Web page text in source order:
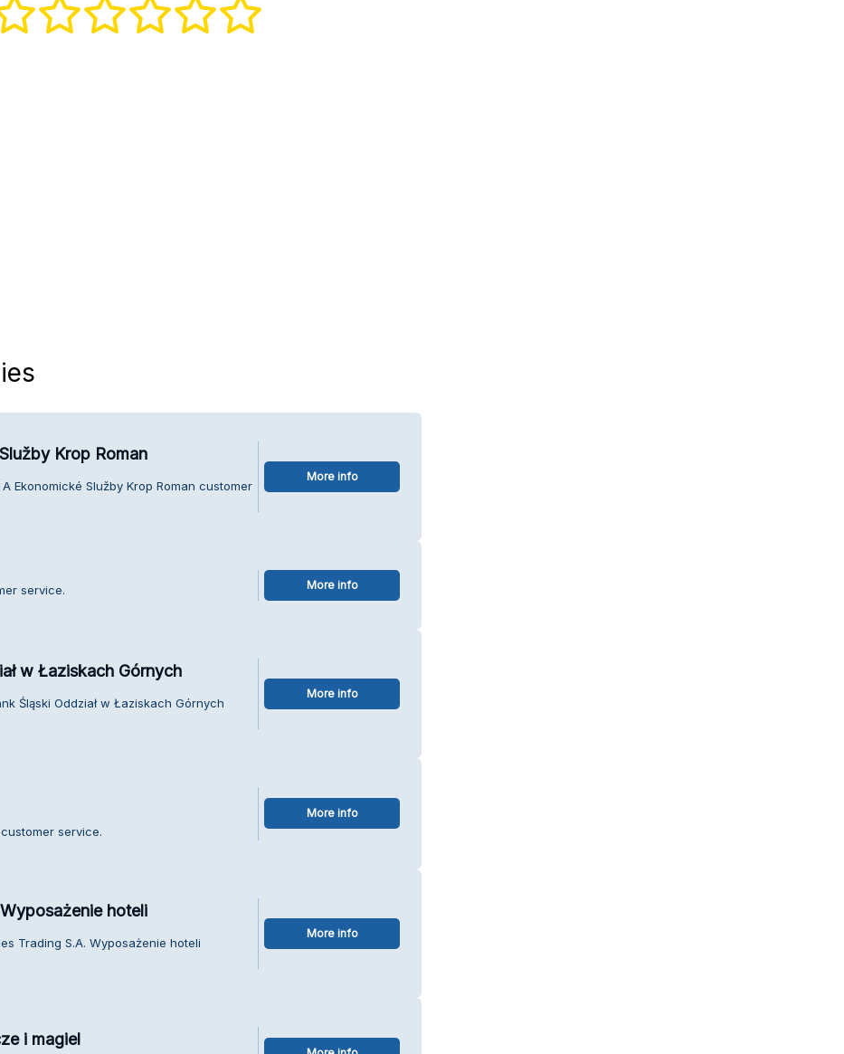
Krop Roman
Ekonomické Služby Krop Roman customer
More info
service. More info
w Łaziskach Górnych
Śląski Oddział w Łaziskach Górnych
More info
service.
More info
hoteli
Trading S.A. Wyposażenie hoteli
More info
i magiel